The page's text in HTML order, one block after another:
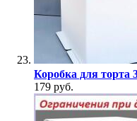
Коробка для торта
179 руб.